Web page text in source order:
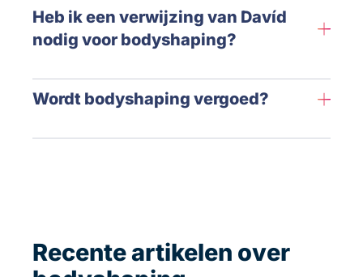
Heb ik een verwijzing van Davíd
nodig voor bodyshaping?
Wordt bodyshaping vergoed?
Recente artikelen over